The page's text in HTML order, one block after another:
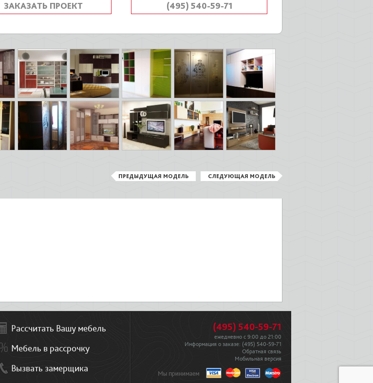
ЗАКАЗАТЬ ПРОЕКТ (495) 540-59-71
ПРЕДЫДУЩАЯ МОДЕЛЬ СЛЕДУЮЩАЯ МОДЕЛЬ
Рассчитать Вашу мебель
Мебель в рассрочку
Вызвать замерщика
(495) 540-59-71
ежедневно с 9:00 до 21:00
Информация о заказе: (495) 540-59-71
Обратная связь
Мобильная версия